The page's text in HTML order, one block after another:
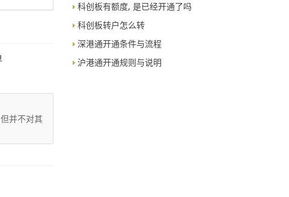
并不对其
科创板有额度, 是已经开通了吗
科创板转户怎么转
深港通开通条件与流程
沪港通开通规则与说明